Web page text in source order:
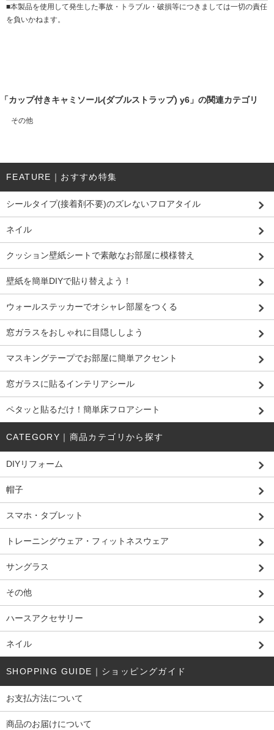
■本製品を使用して発生した事故・トラブル・破損等につきましては一切の責任
を負いかねます。
「カップ付きキャミソール(ダブルストラップ) y6」の関連カテゴリ
その他
FEATURE｜おすすめ特集
シールタイプ(接着剤不要)のズレないフロアタイル
ネイル
クッション壁紙シートで素敵なお部屋に模様替え
壁紙を簡単DIYで貼り替えよう！
ウォールステッカーでオシャレ部屋をつくる
窓ガラスをおしゃれに目隠ししよう
マスキングテープでお部屋に簡単アクセント
窓ガラスに貼るインテリアシール
ペタッと貼るだけ！簡単床フロアシート
CATEGORY｜商品カテゴリから探す
DIYリフォーム
帽子
スマホ・タブレット
トレーニングウェア・フィットネスウェア
サングラス
その他
ハースアクセサリー
ネイル
SHOPPING GUIDE｜ショッピングガイド
お支払方法について
商品のお届けについて